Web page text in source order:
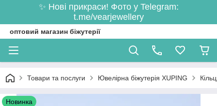
✨ Нові прикраси! Фото у Telegram:
t.me/vearjewellery
оптовий магазин біжутерії
Товари та послуги Ювелірна біжутерія XUPING
Новинка